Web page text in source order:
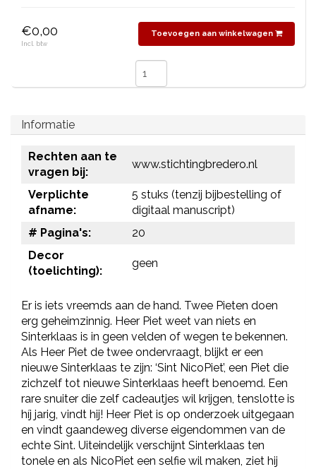
€0,00
Incl. btw
Toevoegen aan winkelwagen
Informatie
Rechten aan te
vragen bij:
www.stichtingbredero.nl
Verplichte
afname:
5 stuks (tenzij bijbestelling of
digitaal manuscript)
# Pagina's:
20
Decor
(toelichting):
geen
Er is iets vreemds aan de hand. Twee Pieten doen
erg geheimzinnig. Heer Piet weet van niets en
Sinterklaas is in geen velden of wegen te bekennen.
Als Heer Piet de twee ondervraagt, blijkt er een
nieuwe Sinterklaas te zijn: ‘Sint NicoPiet’, een Piet die
zichzelf tot nieuwe Sinterklaas heeft benoemd. Een
rare snuiter die zelf cadeautjes wil krijgen, tenslotte is
híj jarig, vindt hij! Heer Piet is op onderzoek uitgegaan
en vindt gaandeweg diverse eigendommen van de
echte Sint. Uiteindelijk verschijnt Sinterklaas ten
tonele en als NicoPiet een selfie wil maken, ziet hij